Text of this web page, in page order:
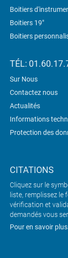
Boitiers
Boitiers 19"
Boitiers
TÉL:
Sur Nous
Contactez nous
Actualités
Informations
Protection des
CITATIONS
Cliquez sur le
liste, remplissez le
vérification et
demandés vous
Pour en savoir